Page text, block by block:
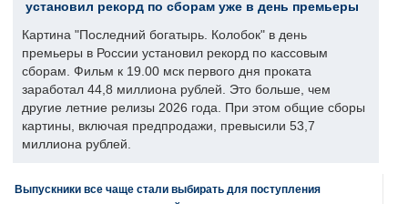
установил рекорд по сборам уже в день премьеры
Картина "Последний богатырь. Колобок" в день
премьеры в России установил рекорд по кассовым
сборам. Фильм к 19.00 мск первого дня проката
заработал 44,8 миллиона рублей. Это больше, чем
другие летние релизы 2026 года. При этом общие сборы
картины, включая предпродажи, превысили 53,7
миллиона рублей.
Выпускники все чаще стали выбирать для поступления